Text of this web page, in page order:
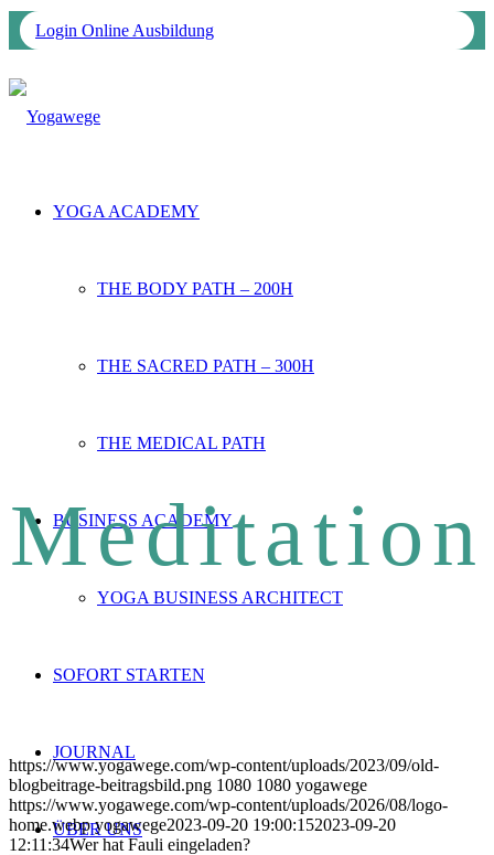
Login Online Ausbildung
YOGA ACADEMY
THE BODY PATH – 200H
THE SACRED PATH – 300H
THE MEDICAL PATH
BUSINESS ACADEMY
YOGA BUSINESS ARCHITECT
SOFORT STARTEN
JOURNAL
ÜBER UNS
Meditation
https://www.yogawege.com/wp-content/uploads/2023/09/old-
blogbeitrage-beitragsbild.png 1080 1080 yogawege
https://www.yogawege.com/wp-content/uploads/2026/08/logo-
home.webp yogawege2023-09-20 19:00:152023-09-20
12:11:34Wer hat Fauli eingeladen?